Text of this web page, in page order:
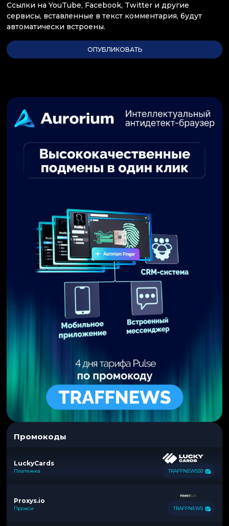
Ссылки на YouTube, Facebook, Twitter и другие
сервисы, вставленные в текст комментария, будут
автоматически встроены.
Промокоды
LuckyCards
Платежка TRAFFNEWS50
Proxys.io
Прокси TRAFFNEWS